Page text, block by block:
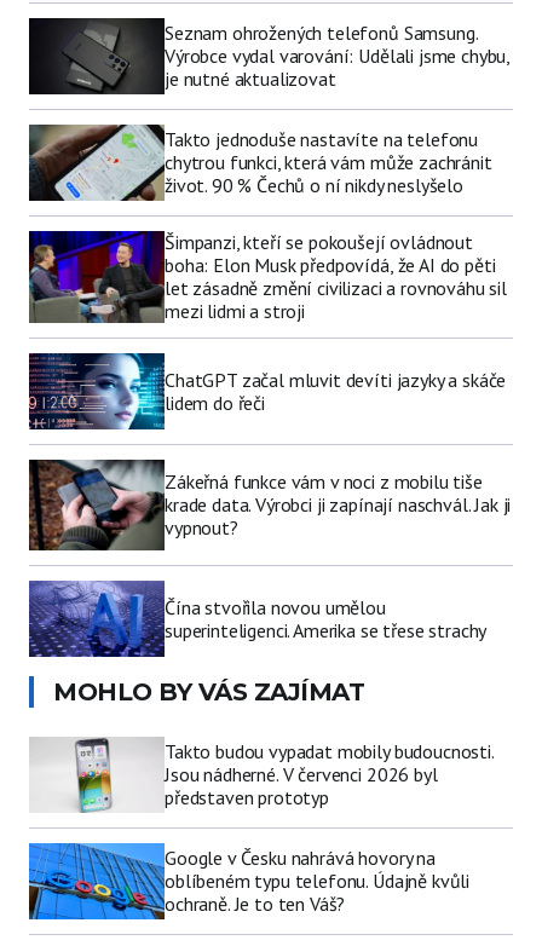
Seznam ohrožených telefonů Samsung.
Výrobce vydal varování: Udělali jsme chybu,
je nutné aktualizovat
Takto jednoduše nastavíte na telefonu
chytrou funkci, která vám může zachránit
život. 90 % Čechů o ní nikdy neslyšelo
Šimpanzi, kteří se pokoušejí ovládnout
boha: Elon Musk předpovídá, že AI do pěti
let zásadně změní civilizaci a rovnováhu sil
mezi lidmi a stroji
ChatGPT začal mluvit devíti jazyky a skáče
lidem do řeči
Zákeřná funkce vám v noci z mobilu tiše
krade data. Výrobci ji zapínají naschvál. Jak ji
vypnout?
Čína stvořila novou umělou
superinteligenci. Amerika se třese strachy
MOHLO BY VÁS ZAJÍMAT
Takto budou vypadat mobily budoucnosti.
Jsou nádherné. V červenci 2026 byl
představen prototyp
Google v Česku nahrává hovory na
oblíbeném typu telefonu. Údajně kvůli
ochraně. Je to ten Váš?